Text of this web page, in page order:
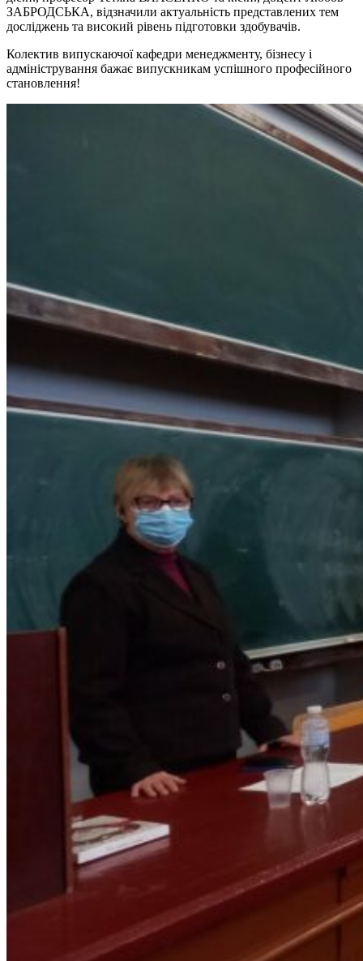
ЗАБРОДСЬКА, відзначили актуальність представлених тем
досліджень та високий рівень підготовки здобувачів.
Колектив випускаючої кафедри менеджменту, бізнесу і
адміністрування бажає випускникам успішного професійного
становлення!